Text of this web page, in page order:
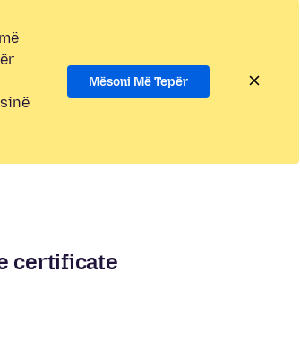
Mësoni Më Tepër
certificate